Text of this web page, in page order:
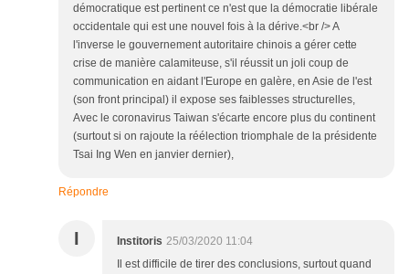
démocratique est pertinent ce n'est que la démocratie libérale
occidentale qui est une nouvel fois à la dérive.<br /> A
l'inverse le gouvernement autoritaire chinois a gérer cette
crise de manière calamiteuse, s'il réussit un joli coup de
communication en aidant l'Europe en galère, en Asie de l'est
(son front principal) il expose ses faiblesses structurelles,
Avec le coronavirus Taiwan s'écarte encore plus du continent
(surtout si on rajoute la réélection triomphale de la présidente
Tsai Ing Wen en janvier dernier),
Répondre
I Institoris 25/03/2020 11:04
Il est difficile de tirer des conclusions, surtout quand